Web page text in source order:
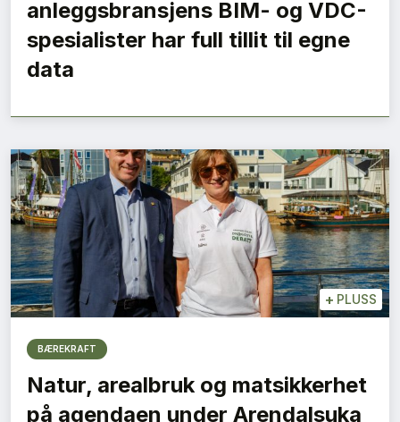
anleggsbransjens BIM- og VDC-
spesialister har full tillit til egne
data
+ PLUSS
BÆREKRAFT
Natur, arealbruk og matsikkerhet
på agendaen under Arendalsuka